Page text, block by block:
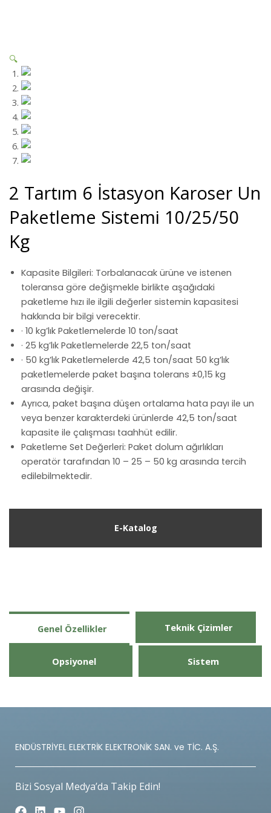
🔍
2 Tartım 6 İstasyon Karoser Un
Paketleme Sistemi 10/25/50
Kg
Kapasite Bilgileri: Torbalanacak ürüne ve istenen
toleransa göre değişmekle birlikte aşağıdaki
paketleme hızı ile ilgili değerler sistemin kapasitesi
hakkında bir bilgi verecektir.
· 10 kg’lık Paketlemelerde 10 ton/saat
· 25 kg’lık Paketlemelerde 22,5 ton/saat
· 50 kg’lık Paketlemelerde 42,5 ton/saat 50 kg’lık
paketlemelerde paket başına tolerans ±0,15 kg
arasında değişir.
Ayrıca, paket başına düşen ortalama hata payı ile un
veya benzer karakterdeki ürünlerde 42,5 ton/saat
kapasite ile çalışması taahhüt edilir.
Paketleme Set Değerleri: Paket dolum ağırlıkları
operatör tarafından 10 – 25 – 50 kg arasında tercih
edilebilmektedir.
E-Katalog
Genel Özellikler Teknik Çizimler
Opsiyonel Sistem
ENDÜSTRİYEL ELEKTRİK ELEKTRONİK SAN. ve TİC. A.Ş.
Bizi Sosyal Medya’da Takip Edin!